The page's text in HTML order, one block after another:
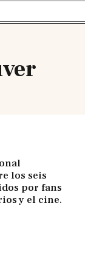
los seis
por fans
y el cine.